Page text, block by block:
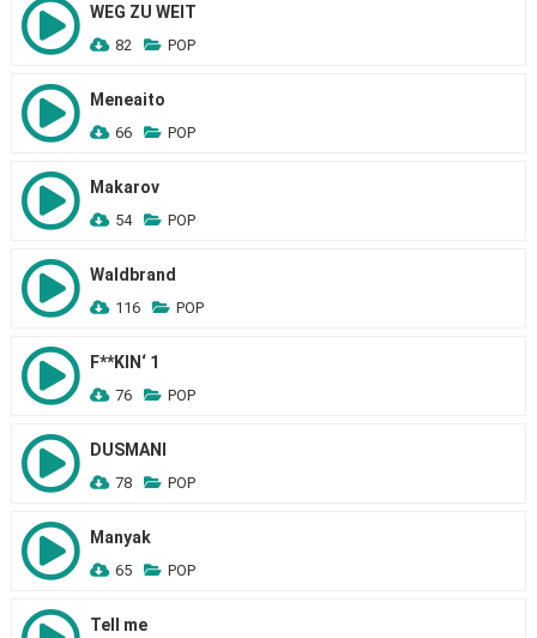
WEG ZU WEIT
82 POP
Meneaito
66 POP
Makarov
54 POP
Waldbrand
116 POP
F**KIN‘ 1
76 POP
DUSMANI
78 POP
Manyak
65 POP
Tell me